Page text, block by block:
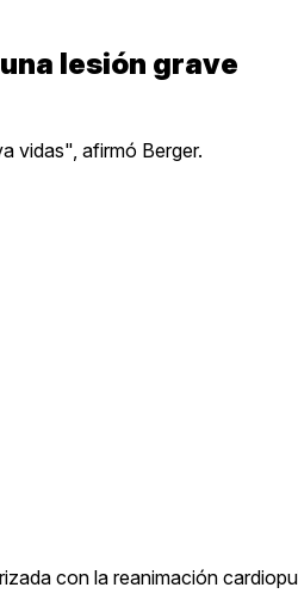
lesión grave
vidas", afirmó Berger.
con la reanimación